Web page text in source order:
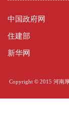
中国政府网
住建部
新华网
Copyright © 2015 河南